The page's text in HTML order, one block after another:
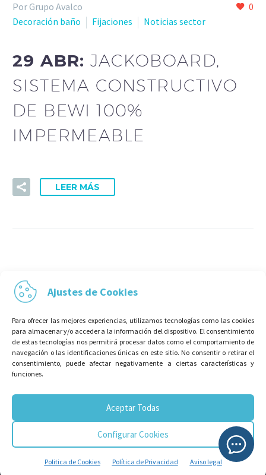
Ajustes de Cookies
Para ofrecer las mejores experiencias, utilizamos tecnologías como las cookies
para almacenar y/o acceder a la información del dispositivo. El consentimiento
de estas tecnologías nos permitirá procesar datos como el comportamiento de
navegación o las identificaciones únicas en este sitio. No consentir o retirar el
consentimiento, puede afectar negativamente a ciertas características y
funciones.
Aceptar Todas
Configurar Cookies
Politica de Cookies Política de Privacidad Aviso legal
0
Por Grupo Avalco
Decoración baño
Fijaciones Noticias sector
29 ABR:JACKOBOARD,
SISTEMA CONSTRUCTIVO
DE BEWI 100%
IMPERMEABLE
LEER MÁS